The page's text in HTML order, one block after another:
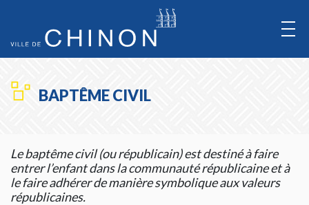
Aller
Contenu Aller
BAPTÊME CIVIL
Le baptême civil (ou républicain) est destiné à faire
entrer l’enfant dans la communauté républicaine et à
le faire adhérer de manière symbolique aux valeurs
républicaines.